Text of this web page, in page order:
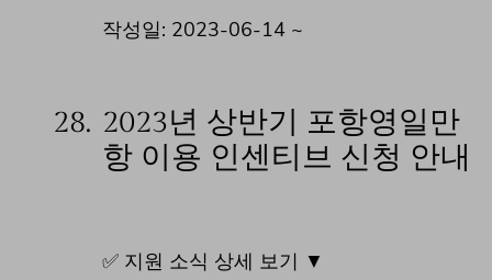
작성일: 2023-06-14 ~
28. 2023년 상반기 포항영일만
항 이용 인센티브 신청 안내
✅ 지원 소식 상세 보기 ▼